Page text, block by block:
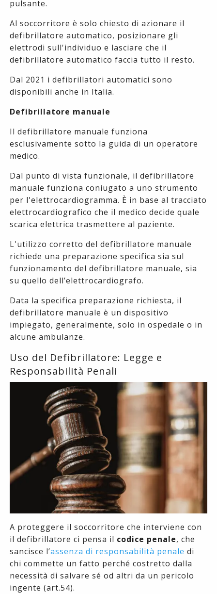
pulsante.
Al soccorritore è solo chiesto di azionare il
defibrillatore automatico, posizionare gli
elettrodi sull'individuo e lasciare che il
defibrillatore automatico faccia tutto il resto.
Dal 2021 i defibrillatori automatici sono
disponibili anche in Italia.
Defibrillatore manuale
Il defibrillatore manuale funziona
esclusivamente sotto la guida di un operatore
medico.
Dal punto di vista funzionale, il defibrillatore
manuale funziona coniugato a uno strumento
per l'elettrocardiogramma. È in base al tracciato
elettrocardiografico che il medico decide quale
scarica elettrica trasmettere al paziente.
L'utilizzo corretto del defibrillatore manuale
richiede una preparazione specifica sia sul
funzionamento del defibrillatore manuale, sia
su quello dell’elettrocardiografo.
Data la specifica preparazione richiesta, il
defibrillatore manuale è un dispositivo
impiegato, generalmente, solo in ospedale o in
alcune ambulanze.
Uso del Defibrillatore: Legge e
Responsabilità Penali
A proteggere il soccorritore che interviene con
il defibrillatore ci pensa il codice penale, che
sancisce l’assenza di responsabilità penale di
chi commette un fatto perché costretto dalla
necessità di salvare sé od altri da un pericolo
ingente (art.54).